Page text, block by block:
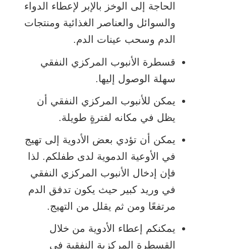
الحاجة إلى الوخز بالإبر لإعطاء الدواء
والسوائل والعناصر الغذائية ومنتجات
الدم وسحب عينات الدم.
قسطرة الأنبوب المركزي النفقي
سهلة الوصول إليها.
يمكن للأنبوب المركزي النفقي أن
يظل في مكانه لفترةٍ طويلة.
يمكن أن تؤدي بعض الأدوية إلى تهيج
في الأوعية الدموية لدى طفلكم. لذا
فإن إدخال الأنبوب المركزي النفقي
في وريد كبير حيث يكون تدفق الدم
مرتفعًا ومن ثم يقلل من التهيج.
يمكنكم إعطاء الأدوية من خلال
القسطرة المركزية النفقية في